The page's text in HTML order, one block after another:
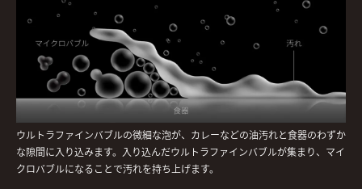
ウルトラファインバブルの微細な泡が、カレーなどの油汚れと食器のわずか
な隙間に入り込みます。入り込んだウルトラファインバブルが集まり、マイ
クロバブルになることで汚れを持ち上げます。